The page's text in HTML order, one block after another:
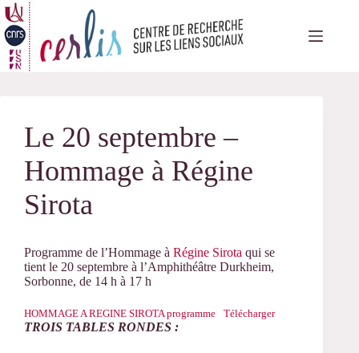
Passer
au
contenu
Le 20 septembre –
Hommage à Régine
Sirota
Programme de l’Hommage à Régine Sirota qui se
tient le 20 septembre à l’Amphithéâtre Durkheim,
Sorbonne, de 14 h à 17 h
HOMMAGE A REGINE SIROTA programme Télécharger
TROIS TABLES RONDES :